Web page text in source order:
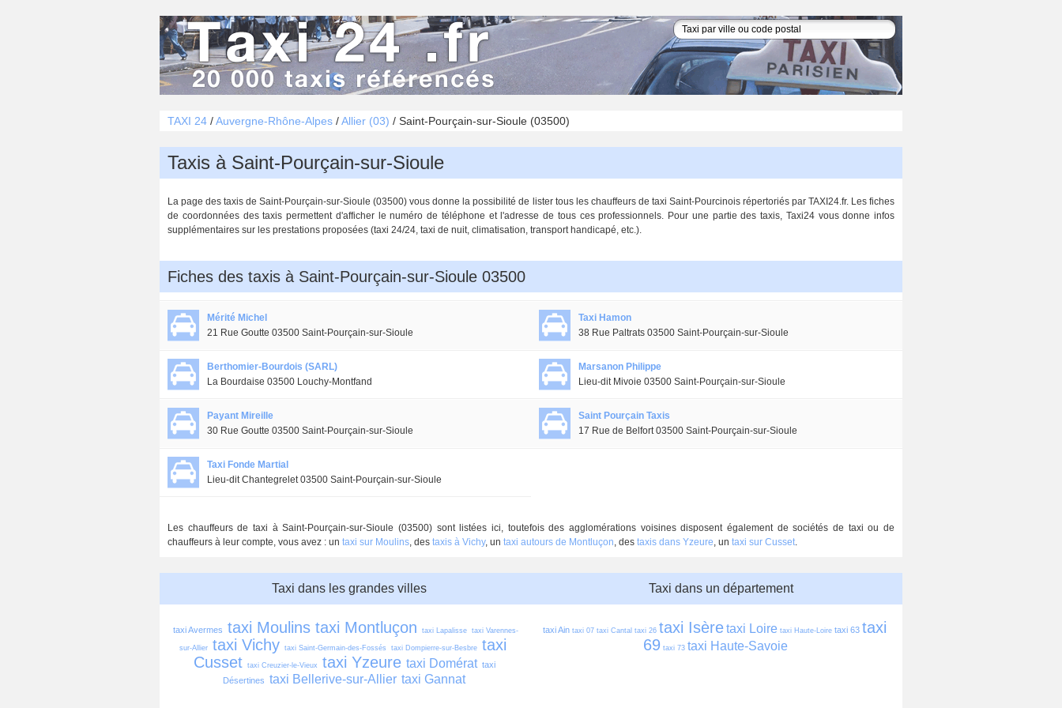
TAXI 24 /Auvergne-Rhône-Alpes /Allier (03) / Saint-Pourçain-sur-Sioule (03500)
Taxis à Saint-Pourçain-sur-Sioule
La page des taxis de Saint-Pourçain-sur-Sioule (03500) vous donne la possibilité de lister tous les chauffeurs de taxi Saint-Pourcinois répertoriés par TAXI24.fr. Les fiches
de coordonnées des taxis permettent d'afficher le numéro de téléphone et l'adresse de tous ces professionnels. Pour une partie des taxis, Taxi24 vous donne infos
supplémentaires sur les prestations proposées (taxi 24/24, taxi de nuit, climatisation, transport handicapé, etc.).
Fiches des taxis à Saint-Pourçain-sur-Sioule 03500
Mérité Michel
21 Rue Goutte 03500 Saint-Pourçain-sur-Sioule
Berthomier-Bourdois (SARL)
La Bourdaise 03500 Louchy-Montfand
Payant Mireille
30 Rue Goutte 03500 Saint-Pourçain-sur-Sioule
Taxi Fonde Martial
Lieu-dit Chantegrelet 03500 Saint-Pourçain-sur-Sioule
Taxi Hamon
38 Rue Paltrats 03500 Saint-Pourçain-sur-Sioule
Marsanon Philippe
Lieu-dit Mivoie 03500 Saint-Pourçain-sur-Sioule
Saint Pourçain Taxis
17 Rue de Belfort 03500 Saint-Pourçain-sur-Sioule
Les chauffeurs de taxi à Saint-Pourçain-sur-Sioule (03500) sont listées ici, toutefois des agglomérations voisines disposent également de sociétés de taxi ou de
chauffeurs à leur compte, vous avez : un taxi sur Moulins, des taxis à Vichy, un taxi autours de Montluçon, des taxis dans Yzeure, un taxi sur Cusset.
Taxi dans les grandes villes
taxi Avermes taxi Moulins taxi Montluçon taxi Lapalisse taxi Varennes-
sur-Allier taxi Vichy taxi Saint-Germain-des-Fossés taxi Dompierre-sur-Besbre taxi
Cusset
taxi Creuzier-le-Vieux taxi Yzeure taxi Domérat taxi
Désertines taxi Bellerive-sur-Allier taxi Gannat
Taxi dans un département
taxi Ain taxi 07 taxi Cantal taxi 26 taxi Isère taxi Loire taxi Haute-Loire taxi 63 taxi
69 taxi 73 taxi Haute-Savoie